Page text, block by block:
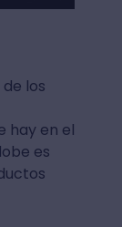
los
hay en el
es